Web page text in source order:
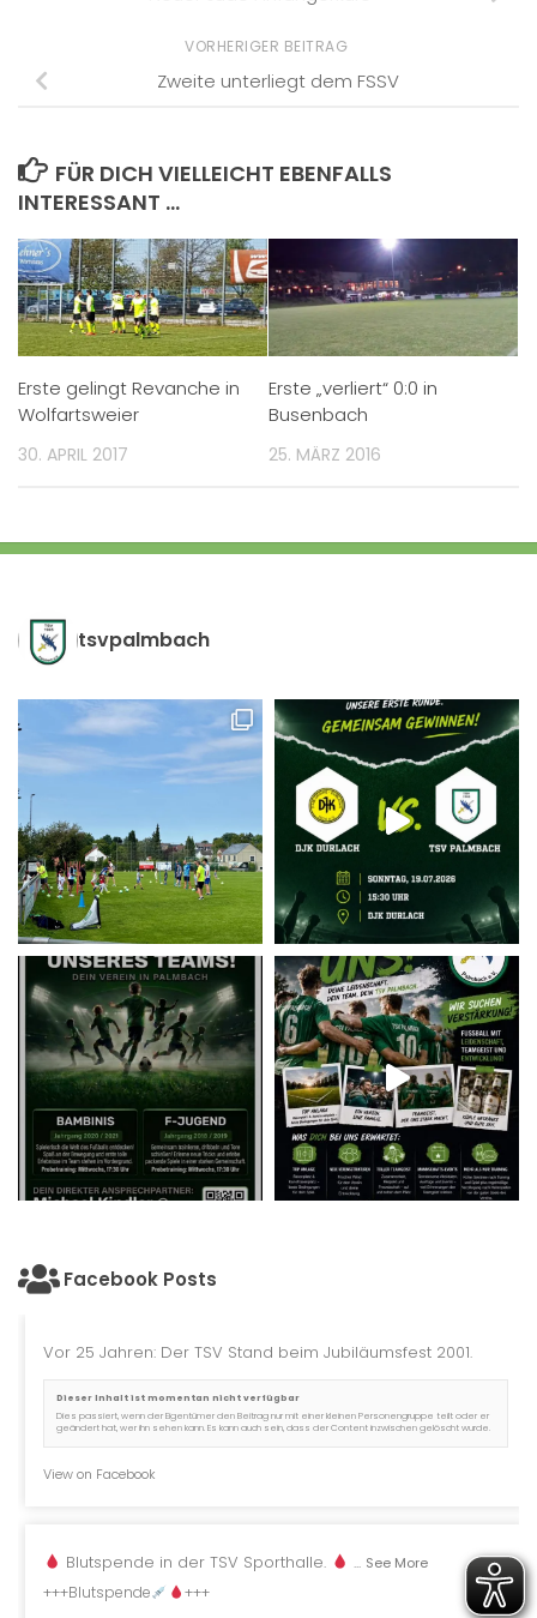
VORHERIGER BEITRAG
Zweite unterliegt dem FSSV
FÜR DICH VIELLEICHT EBENFALLS
INTERESSANT …
Erste gelingt Revanche in
Wolfartsweier
30. APRIL 2017
Erste „verliert“ 0:0 in
Busenbach
25. MÄRZ 2016
tsvpalmbach
Facebook Posts
Vor 25 Jahren: Der TSV Stand beim Jubiläumsfest 2001.
Dieser Inhalt ist momentan nicht verfügbar
Dies passiert, wenn der Eigentümer den Beitrag nur mit einer kleinen Personengruppe teilt oder er
geändert hat, wer ihn sehen kann. Es kann auch sein, dass der Content inzwischen gelöscht wurde.
View on Facebook
Blutspende in der TSV Sporthalle.
+++Blutspende
+++
... See More